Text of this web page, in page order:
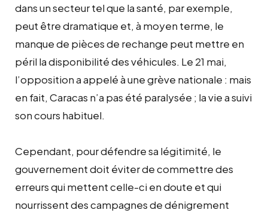
dans un secteur tel que la santé, par exemple,
peut être dramatique et, à moyen terme, le
manque de pièces de rechange peut mettre en
péril la disponibilité des véhicules. Le 21 mai,
l’opposition a appelé à une grève nationale : mais
en fait, Caracas n’a pas été paralysée ; la vie a suivi
son cours habituel.
Cependant, pour défendre sa légitimité, le
gouvernement doit éviter de commettre des
erreurs qui mettent celle-ci en doute et qui
nourrissent des campagnes de dénigrement